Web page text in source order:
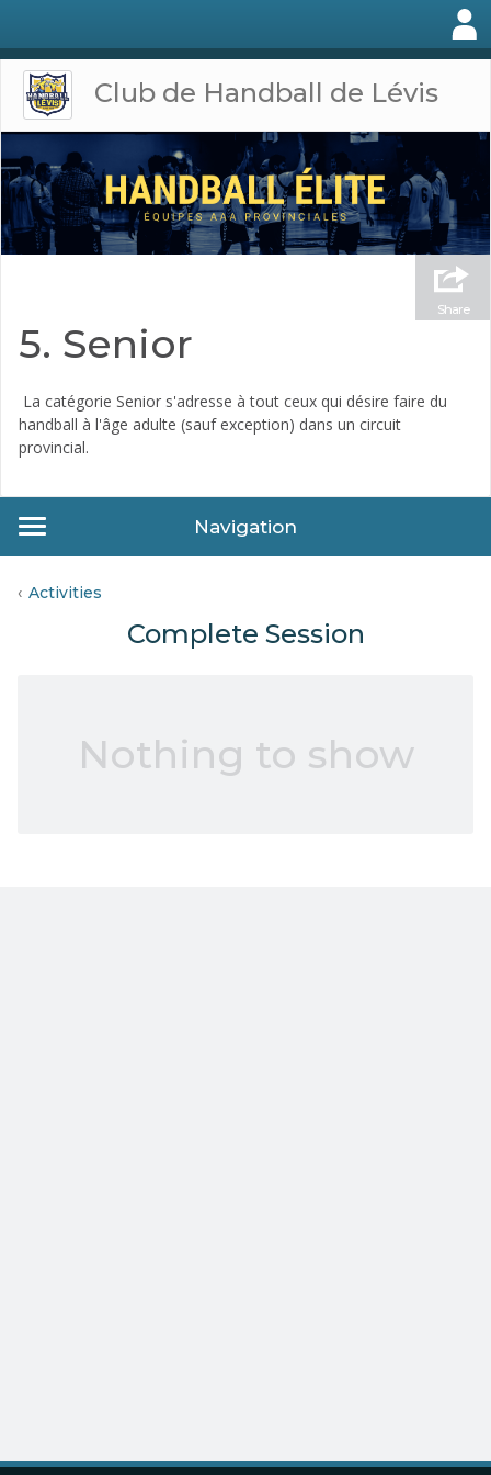
Club de Handball de Lévis
Share
5. Senior
La catégorie Senior s'adresse à tout ceux qui désire faire du
handball à l'âge adulte (sauf exception) dans un circuit
provincial.
Navigation
Activities
Complete Session
Nothing to show